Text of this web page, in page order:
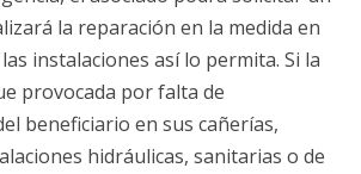
la reparación en la medida en
instalaciones así lo permita. Si la
provocada por falta de
beneficiario en sus cañerías,
hidráulicas, sanitarias o de